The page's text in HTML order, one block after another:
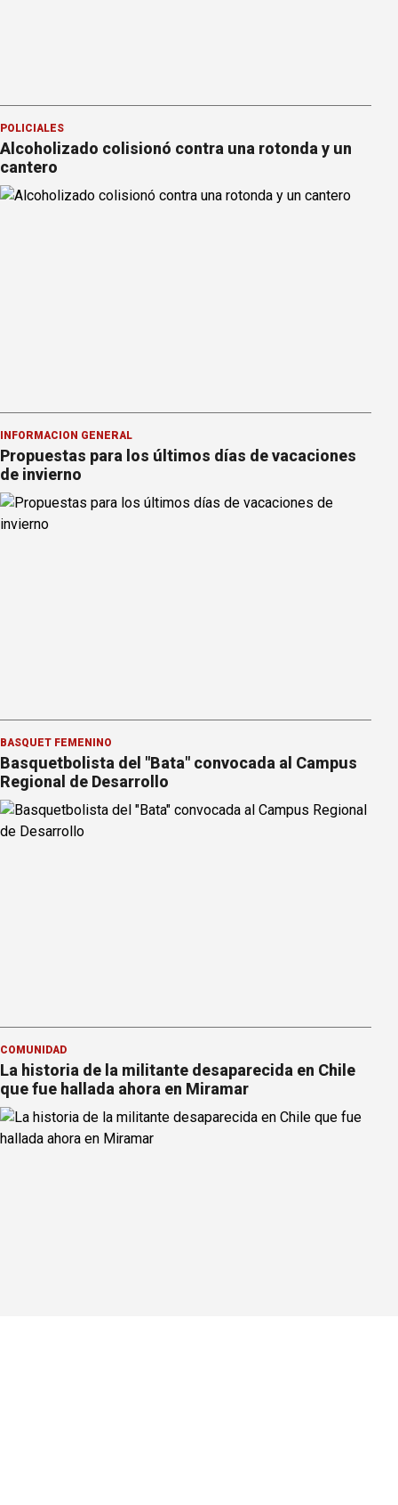
POLICIALES
Alcoholizado colisionó contra una rotonda y un
cantero
INFORMACION GENERAL
Propuestas para los últimos días de vacaciones
de invierno
BÁSQUET FEMENINO
Basquetbolista del "Bata" convocada al Campus
Regional de Desarrollo
COMUNIDAD
La historia de la militante desaparecida en Chile
que fue hallada ahora en Miramar